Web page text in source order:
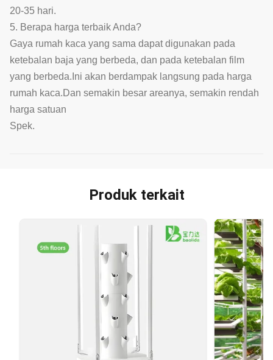
20-35 hari.
5. Berapa harga terbaik Anda?
Gaya rumah kaca yang sama dapat digunakan pada
ketebalan baja yang berbeda, dan pada ketebalan film
yang berbeda.Ini akan berdampak langsung pada harga
rumah kaca.Dan semakin besar areanya, semakin rendah
harga satuan
Spek.
Produk terkait